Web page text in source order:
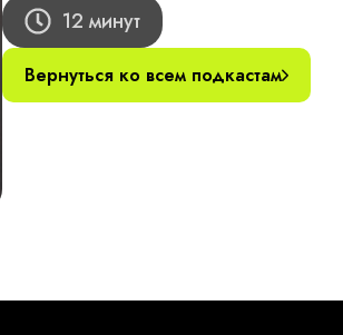
12 минут
Вернуться ко всем подкастам